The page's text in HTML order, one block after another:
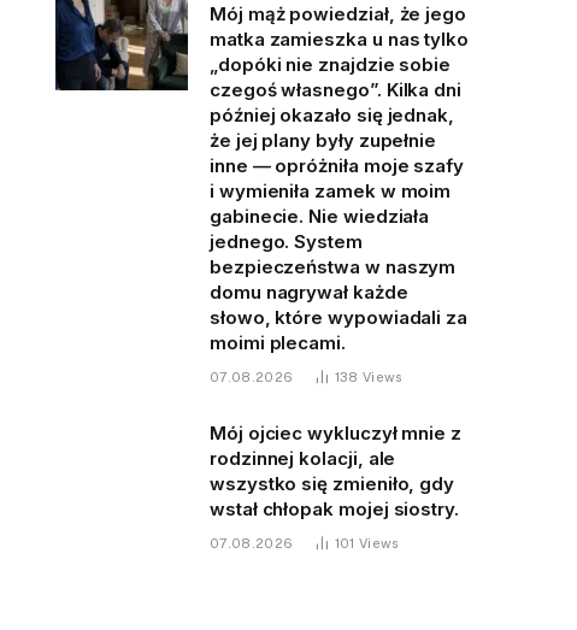
Mój mąż powiedział, że jego
matka zamieszka u nas tylko
„dopóki nie znajdzie sobie
czegoś własnego”. Kilka dni
później okazało się jednak,
że jej plany były zupełnie
inne — opróżniła moje szafy
i wymieniła zamek w moim
gabinecie. Nie wiedziała
jednego. System
bezpieczeństwa w naszym
domu nagrywał każde
słowo, które wypowiadali za
moimi plecami.
07.08.2026 138 Views
Mój ojciec wykluczył mnie z
rodzinnej kolacji, ale
wszystko się zmieniło, gdy
wstał chłopak mojej siostry.
07.08.2026 101 Views